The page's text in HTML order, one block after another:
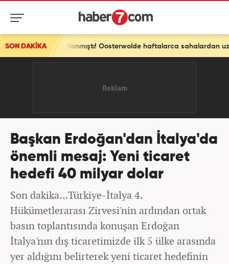
SON DAKİKA Sturm Graz maçında sakatlanmıştı! Oosterwolde haftalarca sahalardan uzak kalacak
Başkan Erdoğan'dan İtalya'da
önemli mesaj: Yeni ticaret
hedefi 40 milyar dolar
Son dakika...Türkiye-İtalya 4.
Hükümetlerarası Zirvesi'nin ardından ortak
basın toplantısında konuşan Erdoğan
İtalya'nın dış ticaretimizde ilk 5 ülke arasında
yer aldığını belirterek yeni ticaret hedefinin